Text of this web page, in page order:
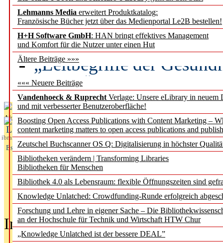
Lehmanns Media erweitert Produktkatalog:
Französische Bücher jetzt über das Medienportal Le2B bestellen!
H+H Software GmbH: HAN bringt effektives Management
und Komfort für die Nutzer unter einen Hut
Ältere Beiträge »»»
««« Neuere Beiträge
Vandenhoeck & Ruprecht Verlage: Unsere eLibrary in neuem
und mit verbesserter Benutzeroberfläche!
Boosting Open Access Publications with Content Marketing –
content marketing matters to open access publications and
Zeutschel Buchscanner OS Q: Digitalisierung in höchster
Bibliotheken verändern | Transforming Libraries
Bibliotheken für Menschen
Bibliothek 4.0 als Lebensraum: flexible Öffnungszeiten sind
Knowledge Unlatched: Crowdfunding-Runde erfolgreich
Forschung und Lehre in eigener Sache – Die
an der Hochschule für Technik und Wirtschaft HTW Chur
„Knowledge Unlatched ist der bessere DEAL”
Künstliche Intelligenz
besser zu verstehen
„Leitbegriffe der
des BIÖG erscheinen
Aktuelles aus
L
ibrary
Essentials
In der Ausgabe06/2026(August